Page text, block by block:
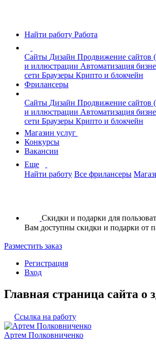
Найти работу Работа
Сайты Дизайн Продвижение сайтов
и иллюстрации Автоматизация
сети Браузеры Крипто и блокчейн
Фрилансеры
Сайты Дизайн Продвижение сайтов
и иллюстрации Автоматизация
сети Браузеры Крипто и блокчейн
Магазин услуг
Конкурсы
Вакансии
Еще
Найти работу Все фрилансеры
Скидки и подарки для
Вам доступны скидки и подарки от
Разместить заказ
Регистрация
Вход
Главная страница сайта о
Ссылка на работу
Артем Полковниченко